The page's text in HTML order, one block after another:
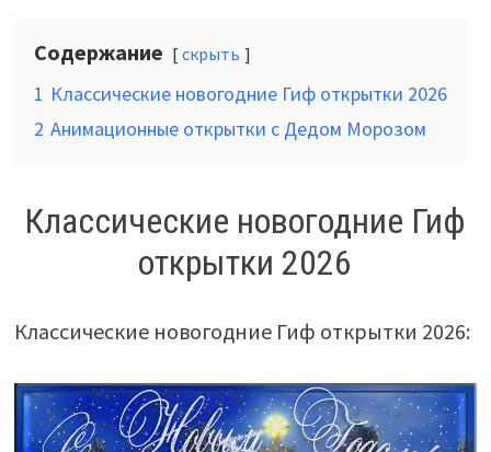
Содержание скрыть
1 Классические новогодние Гиф открытки 2026
2 Анимационные открытки с Дедом Морозом
Классические новогодние Гиф
открытки 2026
Классические новогодние Гиф открытки 2026: